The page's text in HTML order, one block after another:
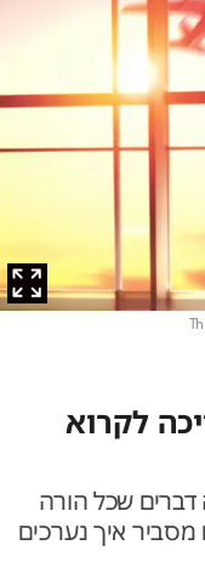
לקרוא
דברים שכל הורה
מסביר איך נערכים